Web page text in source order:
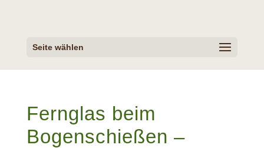
Seite wählen
Fernglas beim
Bogenschießen –